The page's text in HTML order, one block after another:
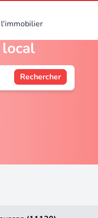
l'immobilier
local
Rechercher